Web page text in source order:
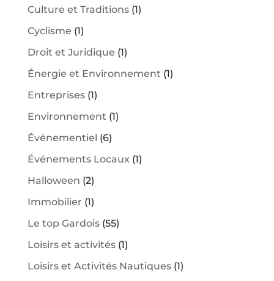
Culture et Traditions(1)
Cyclisme (1)
Droit et Juridique (1)
Énergie et Environnement (1)
Entreprises(1)
Environnement (1)
Événementiel (6)
Événements Locaux(1)
Halloween (2)
Immobilier (1)
Le top Gardois(55)
Loisirs et activités(1)
Loisirs et Activités Nautiques(1)